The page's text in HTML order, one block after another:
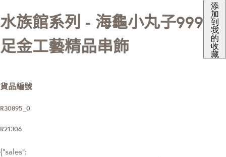
水族館系列 - 海龜小丸子999
足金工藝精品串飾
添
加
到
我
的
收
藏
貨品編號
R30895_0
R21306
{"sales":